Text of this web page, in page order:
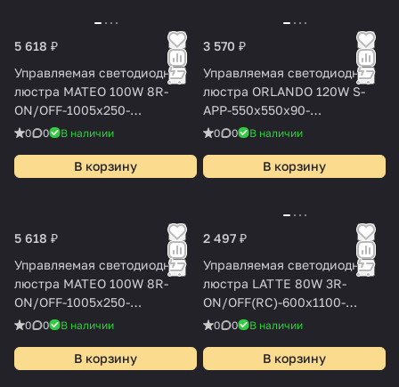
5 618 ₽
Управляемая светодиодная
люстра MATEO 100W 8R-
ON/OFF-1005x250-
BLACK/WHITE-220-IP20
0 0 В наличии
В корзину
3 570 ₽
Управляемая светодиодная
люстра ORLANDO 120W S-
APP-550x550x90-
WHITE/WHITE-220-IP20
0 0 В наличии
В корзину
5 618 ₽
Управляемая светодиодная
люстра MATEO 100W 8R-
ON/OFF-1005x250-
WHITE/WHITE-220-IP20
0 0 В наличии
В корзину
2 497 ₽
Управляемая светодиодная
люстра LATTE 80W 3R-
ON/OFF(RC)-600x1100-
WHITE/WHITE-220-IP20
0 0 В наличии
В корзину